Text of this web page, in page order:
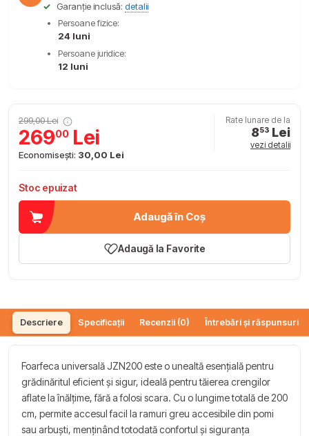
✓
Garanție inclusă: detalii
Persoane fizice:
24 luni
Persoane juridice:
12 luni
299,00 Lei
26900 Lei
Economisești: 30,00 Lei
Rate lunare de la
853 Lei
vezi detalii
Stoc epuizat
Adaugă în Coș
Adaugă la Favorite
Descriere Specificații Recenzii (0) Întrebări și răspunsuri
Foarfeca universală JZN200 este o unealtă esențială pentru
grădinăritul eficient și sigur, ideală pentru tăierea crengilor
aflate la înălțime, fără a folosi scara. Cu o lungime totală de 200
cm, permite accesul facil la ramuri greu accesibile din pomi
sau arbuști, menținând totodată confortul și siguranța